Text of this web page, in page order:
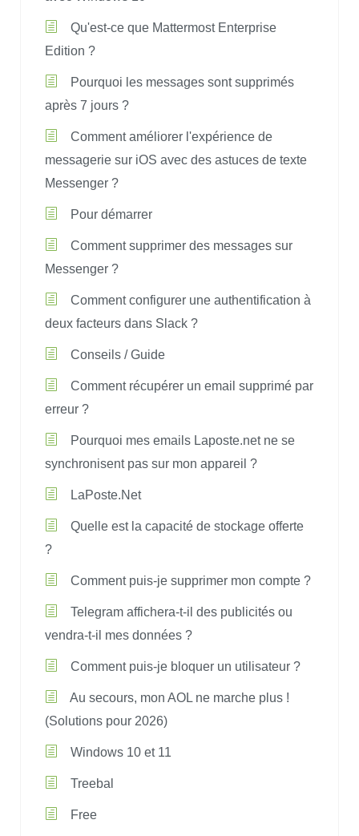
Qu'est-ce que Mattermost Enterprise
Edition ?
Pourquoi les messages sont supprimés
après 7 jours ?
Comment améliorer l'expérience de
messagerie sur iOS avec des astuces de texte
Messenger ?
Pour démarrer
Comment supprimer des messages sur
Messenger ?
Comment configurer une authentification à
deux facteurs dans Slack ?
Conseils / Guide
Comment récupérer un email supprimé par
erreur ?
Pourquoi mes emails Laposte.net ne se
synchronisent pas sur mon appareil ?
LaPoste.Net
Quelle est la capacité de stockage offerte
?
Comment puis-je supprimer mon compte ?
Telegram affichera-t-il des publicités ou
vendra-t-il mes données ?
Comment puis-je bloquer un utilisateur ?
Au secours, mon AOL ne marche plus !
(Solutions pour 2026)
Windows 10 et 11
Treebal
Free